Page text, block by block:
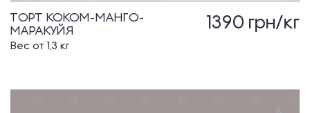
ТОРТ КОКОМ-МАНГО-
МАРАКУЙЯ
1390 грн/кг
Вес от 1,3 кг